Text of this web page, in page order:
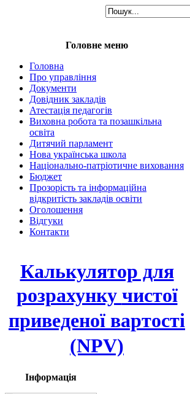
Головне меню
Головна
Про управління
Документи
Довідник закладів
Атестація педагогів
Виховна робота та позашкільна
освіта
Дитячий парламент
Нова українська школа
Національно-патріотичне виховання
Бюджет
Прозорість та інформаційна
відкритість закладів освіти
Оголошення
Відгуки
Контакти
Калькулятор для
розрахунку чистої
приведеної вартості
(NPV)
Інформація